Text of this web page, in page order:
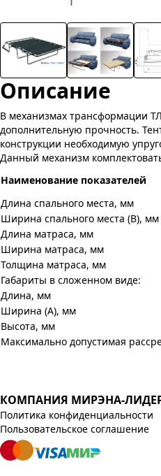
Описание
В механизмах трансформации
дополнительную прочность.
конструкции необходимую
Данный механизм
Наименование показателей
Длина спального места, мм
Ширина спального места (B), мм
Длина матраса, мм
Ширина матраса, мм
Толщина матраса, мм
Габариты в сложенном виде:
Длина, мм
Ширина (A), мм
Высота, мм
Максимально допустимая
КОМПАНИЯ МИРЭНА-ЛИДЕР
Политика конфиденциальности
Пользовательское соглашение